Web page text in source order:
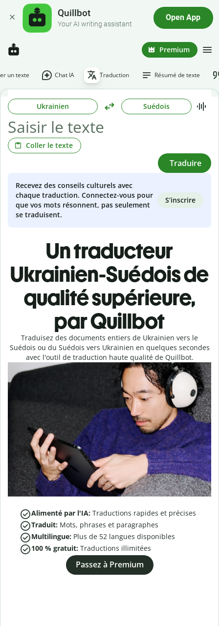
Quillbot
Your AI writing assistant
Open App
Premium
un texte Chat IA Traduction Résumé de texte
Ukrainien Suédois
Coller le texte
Traduire
Recevez des conseils culturels avec
chaque traduction. Connectez-vous pour
que vos mots résonnent, pas seulement
se traduisent.
S’inscrire
Un traducteur
Ukrainien-Suédois de
qualité supérieure,
par Quillbot
Traduisez des documents entiers de Ukrainien vers le
Suédois ou du Suédois vers Ukrainien en quelques secondes
avec l'outil de traduction haute qualité de Quillbot.
Alimenté par l'IA: Traductions rapides et précises
Traduit: Mots, phrases et paragraphes
Multilingue: Plus de 52 langues disponibles
100 % gratuit: Traductions illimitées
Passez à Premium